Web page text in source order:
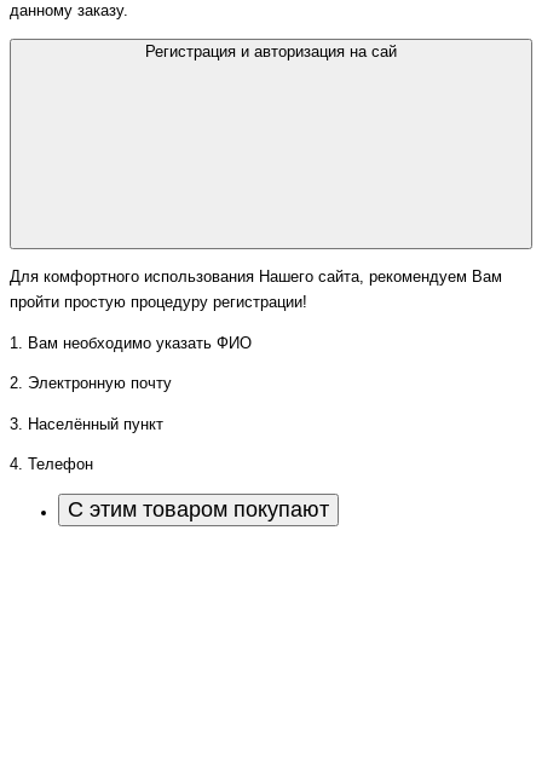
данному заказу.
Регистрация и авторизация на сай
Для комфортного использования Нашего сайта, рекомендуем Вам
пройти простую процедуру регистрации!
1. Вам необходимо указать ФИО
2. Электронную почту
3. Населённый пункт
4. Телефон
С этим товаром покупают